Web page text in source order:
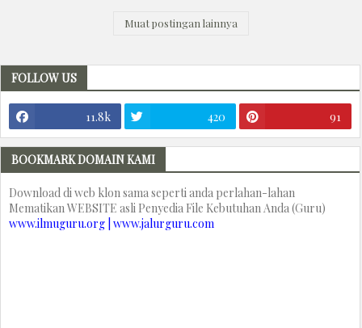
Muat postingan lainnya
FOLLOW US
11.8k 420 91
BOOKMARK DOMAIN KAMI
Download di web klon sama seperti anda perlahan-lahan
Mematikan WEBSITE asli Penyedia File Kebutuhan Anda (Guru)
www.ilmuguru.org | www.jalurguru.com